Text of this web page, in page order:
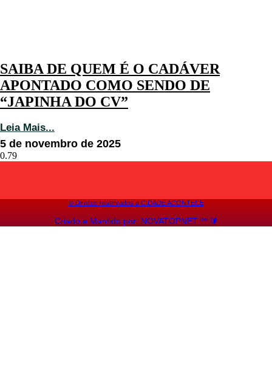
SAIBA DE QUEM É O CADÁVER
APONTADO COMO SENDO DE
“JAPINHA DO CV”
Leia Mais...
5 de novembro de 2025
©️ Direitos reservados a CIDADE ACONTECE
Criado e Mantido por: NOVATOPNET ℠ 🔰